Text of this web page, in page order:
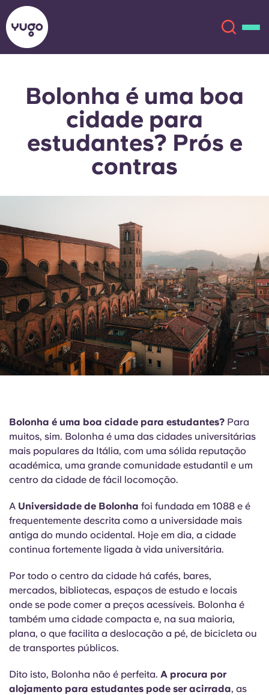
Sobre
Localizações
Conta Língua
English (GB)
English (US)
Chinese
Español
Deutsch
Italian
French
Portuguese
Selecione um país
Selecione uma cidade
Selecione uma residência
Iniciar sessão
Reservar agora
English (GB)
English (US)
Portuguese
Bolonha é uma boa
cidade para
estudantes? Prós e
contras
Bolonha é uma boa cidade para estudantes? Para
muitos, sim. Bolonha é uma das cidades universitárias
mais populares da Itália, com uma sólida reputação
académica, uma grande comunidade estudantil e um
centro da cidade de fácil locomoção.
A Universidade de Bolonha foi fundada em 1088 e é
frequentemente descrita como a universidade mais
antiga do mundo ocidental. Hoje em dia, a cidade
continua fortemente ligada à vida universitária.
Por todo o centro da cidade há cafés, bares,
mercados, bibliotecas, espaços de estudo e locais
onde se pode comer a preços acessíveis. Bolonha é
também uma cidade compacta e, na sua maioria,
plana, o que facilita a deslocação a pé, de bicicleta ou
de transportes públicos.
Dito isto, Bolonha não é perfeita. A procura por
alojamento para estudantes pode ser acirrada, as